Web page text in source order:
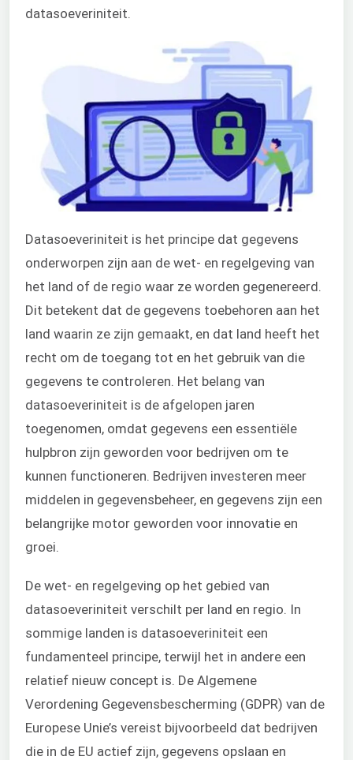
datasoeveriniteit.
Datasoeveriniteit is het principe dat gegevens
onderworpen zijn aan de wet- en regelgeving van
het land of de regio waar ze worden gegenereerd.
Dit betekent dat de gegevens toebehoren aan het
land waarin ze zijn gemaakt, en dat land heeft het
recht om de toegang tot en het gebruik van die
gegevens te controleren. Het belang van
datasoeveriniteit is de afgelopen jaren
toegenomen, omdat gegevens een essentiële
hulpbron zijn geworden voor bedrijven om te
kunnen functioneren. Bedrijven investeren meer
middelen in gegevensbeheer, en gegevens zijn een
belangrijke motor geworden voor innovatie en
groei.
De wet- en regelgeving op het gebied van
datasoeveriniteit verschilt per land en regio. In
sommige landen is datasoeveriniteit een
fundamenteel principe, terwijl het in andere een
relatief nieuw concept is. De Algemene
Verordening Gegevensbescherming (GDPR) van de
Europese Unie’s vereist bijvoorbeeld dat bedrijven
die in de EU actief zijn, gegevens opslaan en